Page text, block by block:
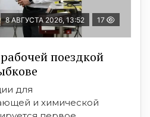
8 АВГУСТА 2026, 13:52 17
поездкой
для
и химической